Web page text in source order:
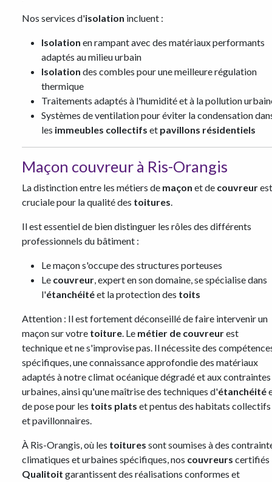
Nos services d'isolation incluent :
Isolation en rampant avec des matériaux performants
adaptés au milieu urbain
Isolation des combles pour une meilleure régulation
thermique
Traitements adaptés à l'humidité et à la pollution
Systèmes de ventilation pour éviter la condensation
les immeubles collectifs et pavillons résidentiels
Maçon couvreur à Ris-Orangis
La distinction entre les métiers de maçon et de couvreurest
cruciale pour la qualité des toitures.
Il est essentiel de bien distinguer les rôles des différents
professionnels du bâtiment :
Le maçon s'occupe des structures porteuses
Le couvreur, expert en son domaine, se spécialise dans
l'étanchéitéet la protection des toits
Attention : Il est fortement déconseillé de faire intervenir un
maçon sur votre toiture. Le métier de couvreurest
technique et ne s'improvise pas. Il nécessite des
spécifiques, une connaissance approfondie des matériaux
adaptés à notre climat océanique dégradé et aux contraintes
urbaines, ainsi qu'une maîtrise des techniques d'étanchéité
de pose pour les toits plats et pentus des habitats collectifs
et pavillonnaires.
À Ris-Orangis, où les toitures sont soumises à des
climatiques et urbaines spécifiques, nos couvreurs certifiés
Qualitoit garantissent des réalisations conformes et